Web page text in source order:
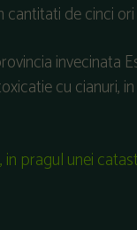
de cinci
invecinata
cu cianuri,
in pragul unei